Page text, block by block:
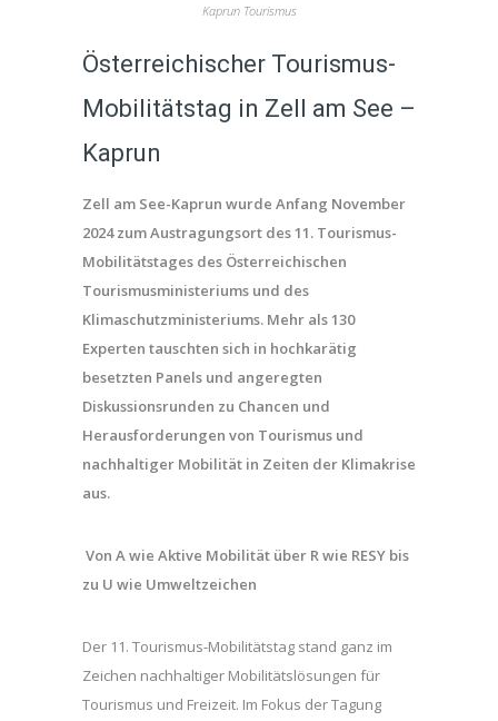
Kaprun Tourismus
Österreichischer Tourismus-
Mobilitätstag in Zell am See –
Kaprun
Zell am See-Kaprun wurde Anfang November
2024 zum Austragungsort des 11. Tourismus-
Mobilitätstages des Österreichischen
Tourismusministeriums und des
Klimaschutzministeriums. Mehr als 130
Experten tauschten sich in hochkarätig
besetzten Panels und angeregten
Diskussionsrunden zu Chancen und
Herausforderungen von Tourismus und
nachhaltiger Mobilität in Zeiten der Klimakrise
aus.
Von A wie Aktive Mobilität über R wie RESY bis
zu U wie Umweltzeichen
Der 11. Tourismus-Mobilitätstag stand ganz im
Zeichen nachhaltiger Mobilitätslösungen für
Tourismus und Freizeit. Im Fokus der Tagung